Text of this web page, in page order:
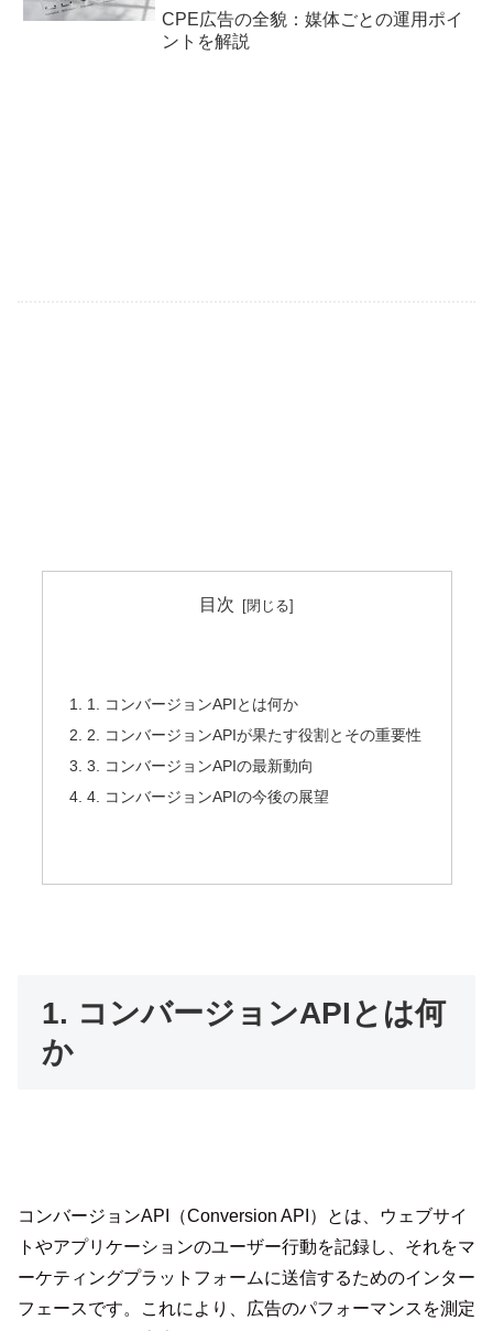
CPE広告の全貌：媒体ごとの運用ポイ
ントを解説
目次
1. コンバージョンAPIとは何か
2. コンバージョンAPIが果たす役割とその重要性
3. コンバージョンAPIの最新動向
4. コンバージョンAPIの今後の展望
1. コンバージョンAPIとは何
か
コンバージョンAPI（Conversion API）とは、ウェブサイ
トやアプリケーションのユーザー行動を記録し、それをマ
ーケティングプラットフォームに送信するためのインター
フェースです。これにより、広告のパフォーマンスを測定